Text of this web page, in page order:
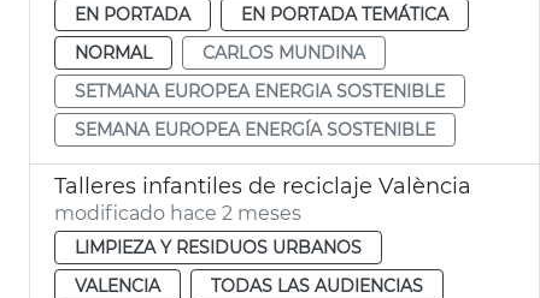
EN PORTADA
EN PORTADA TEMÁTICA
NORMAL
CARLOS MUNDINA
SETMANA EUROPEA ENERGIA SOSTENIBLE
SEMANA EUROPEA ENERGÍA SOSTENIBLE
Talleres infantiles de reciclaje València
modificado hace 2 meses
LIMPIEZA Y RESIDUOS URBANOS
VALENCIA
TODAS LAS AUDIENCIAS